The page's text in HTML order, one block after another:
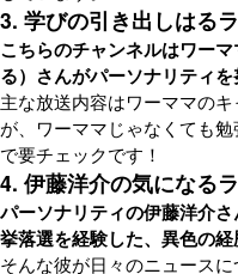
3. 学びの引き出しはる
こちらのチャンネルはワー
る）さんがパーソナリティを
主な放送内容はワーママの
が、ワーママじゃなくても
で要チェックです！
4. 伊藤洋介の気になる
パーソナリティの伊藤洋介
挙落選を経験した、異色の
そんな彼が日々のニュース